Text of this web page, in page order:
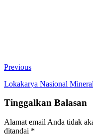
Previous
Lokakarya Nasional
Tinggalkan Balasan
Alamat email Anda tidak
ditandai *